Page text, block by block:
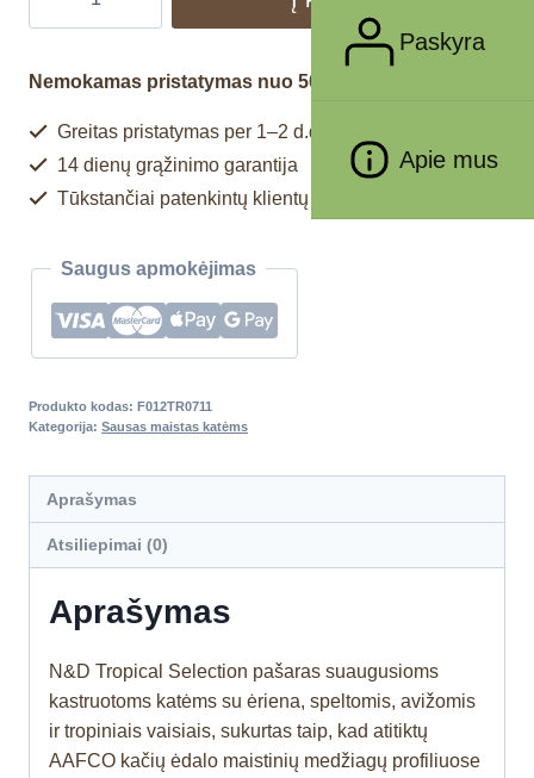
Paskyra
Apie mus
Nemokamas pristatymas nuo 50€
Greitas pristatymas per 1–2 d.d.
14 dienų grąžinimo garantija
Tūkstančiai patenkintų klientų
Saugus apmokėjimas
Produkto kodas: F012TR0711
Kategorija: Sausas maistas katėms
Aprašymas
Atsiliepimai (0)
Aprašymas
N&D Tropical Selection pašaras suaugusioms
kastruotoms katėms su ėriena, speltomis, avižomis
ir tropiniais vaisiais, sukurtas taip, kad atitiktų
AAFCO kačių ėdalo maistinių medžiagų profiliuose